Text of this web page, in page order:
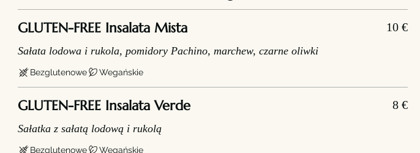
GLUTEN-FREE Insalata Mista
Sałata lodowa i rukola, pomidory Pachino, marchew, czarne oliwki
10 €
Bezglutenowe Wegańskie
GLUTEN-FREE Insalata Verde
Sałatka z sałatą lodową i rukolą
8 €
Bezglutenowe Wegańskie